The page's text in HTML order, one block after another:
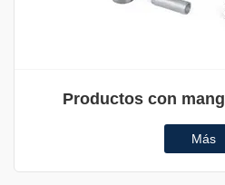
Productos con
Más